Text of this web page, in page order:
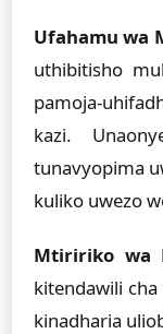
Ufahamu wa
uthibitisho
pamoja-
kazi.
tunavyopima
kuliko uwezo
Mtiririko wa
kitendawili
kinadharia